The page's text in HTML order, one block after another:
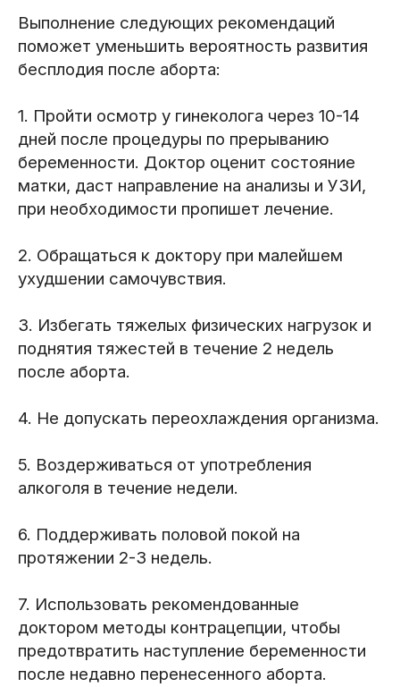
Выполнение следующих рекомендаций
поможет уменьшить вероятность развития
бесплодия после аборта:
1. Пройти осмотр у гинеколога через 10-14
дней после процедуры по прерыванию
беременности. Доктор оценит состояние
матки, даст направление на анализы и УЗИ,
при необходимости пропишет лечение.
2. Обращаться к доктору при малейшем
ухудшении самочувствия.
3. Избегать тяжелых физических нагрузок и
поднятия тяжестей в течение 2 недель
после аборта.
4. Не допускать переохлаждения организма.
5. Воздерживаться от употребления
алкоголя в течение недели.
6. Поддерживать половой покой на
протяжении 2-3 недель.
7. Использовать рекомендованные
доктором методы контрацепции, чтобы
предотвратить наступление беременности
после недавно перенесенного аборта.